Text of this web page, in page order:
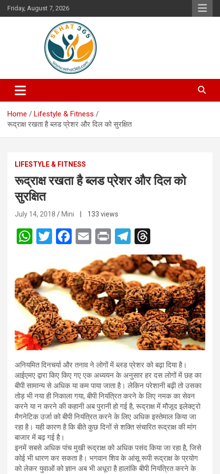
Skip
to
Friday, August 7, 2026
Sehat365
Your's Complete Health Guide
Home
Lifestyle & Fitness
रूद्राक्ष रखता है ब्लड प्रेशर और दिल को सुरक्षित
LIFESTYLE & FITNESS
रूद्राक्ष रखता है ब्लड प्रेशर और दिल को
सुरक्षित
July 14, 2018 Mini | 133 views
W
at
s
A
p
p
T
tt
er
F
ce
b
o
o
k
E
ail
Pr
in
t
T
el
e
gr
a
m
hr
e
a
d
s
अनियमित दिनचर्या और तनाव ने लोगों में ब्लड प्रेशर को बढ़ा दिया है।
आईएमए द्वारा किए किए गए एक अध्ययन के अनुसार हर दस लोगों में छह का
बीपी सामान्य से अधिक या कम पाया जाता है। लेकिन परेशानी बढ़ी तो उसका
तोड़ भी नया ही निकाला गया, बीपी नियंत्रित करने के लिए नमक का सेवन
करने या न करने की कहानी अब पुरानी हो गई है, रूद्राक्ष में मौजूद इलेक्ट्रो
मैगनेटिक उर्जा को बीपी नियंत्रित करने के लिए अधिक इस्तेमाल किया जा
रहा है। यही कारण है कि बीते कुछ दिनों से शक्ति संचारित रूद्राक्ष की मांग
बाजार में बढ़ गई है।
इनमें सबसे अधिक पांच मुखी रूद्राक्ष को अधिक पसंद किया जा रहा है, जिसे
कोई भी धारण कर सकता है। भगवान शिव के आंसू रूपी रूद्राक्ष के प्रयोग
को लेकर युवाओं को ज्ञान अब भी अधूरा है हालांकि बीपी नियंत्रित करने के